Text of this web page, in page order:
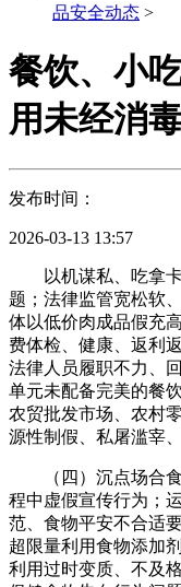
品安全动态 >
餐饮、小
用未经消
发布时间：
2026-03-13 13:57
以机谋私、吃拿卡
题；法律监管宽松软
体以低价肉成品假充
费体检、健康、返利
法律人员履职不力、
单元未配备完美的餐
农贸批发市场、农村
源性制假、私屠滥宰
（四）沉点场合食
程中虚假宣传行为；
范、食物平安不合适
超限量利用食物添加
利用过时变质、不及